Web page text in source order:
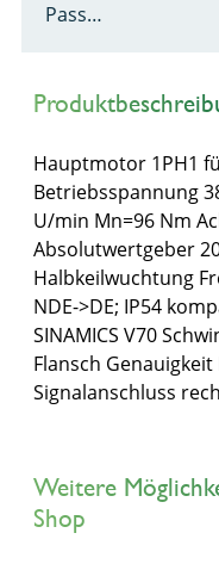
Pass…
Hauptmotor 1PH1
Betriebsspannung
U/min Mn=96 Nm
Absolutwertgeber
Halbkeilwuchtung
NDE->DE; IP54
SINAMICS V70
Flansch
Signalanschluss
Weitere
Shop